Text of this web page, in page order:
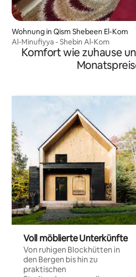
Wohnung in Qism Shebeen El-Kom
Al-Minufiyya - Shebin Al-Kom
Komfort wie zuhause
Voll möblierte Unterkünfte
Von ruhigen Blockhütten in
den Bergen bis hin zu
praktischen